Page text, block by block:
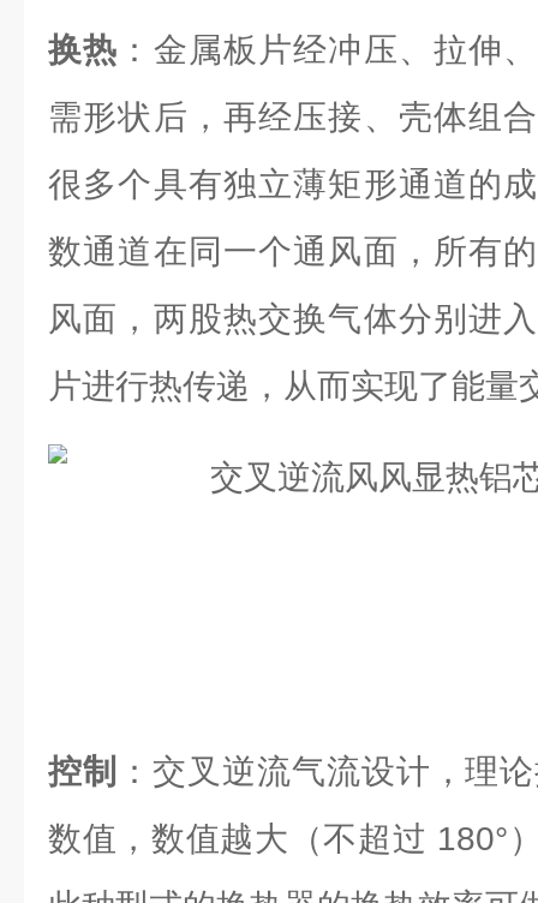
换热 ：金属板片经冲压、拉伸
需形状后，再经压接、壳体组
很多个具有独立薄矩形通道的
数通道在同一个通风面，所有
风面，两股热交换气体分别进
片进行热传递，从而实现了能量
控制
：交叉逆流气流设计，理
数值，数值越大（不超过 180°